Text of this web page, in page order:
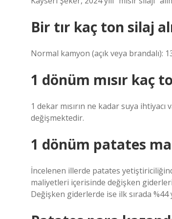
Bir tır kaç ton silaj
Normal kamyon (açık veya brandalı):
1 dönüm mısır kaç
1 dekar mısırın ne kadar suya ihtiyacı
değişmektedir.
1 dönüm patates
İncelenen illerde patates
maliyetleri içerisinde değişken
Değişken giderlerde ise ilk sırada %44